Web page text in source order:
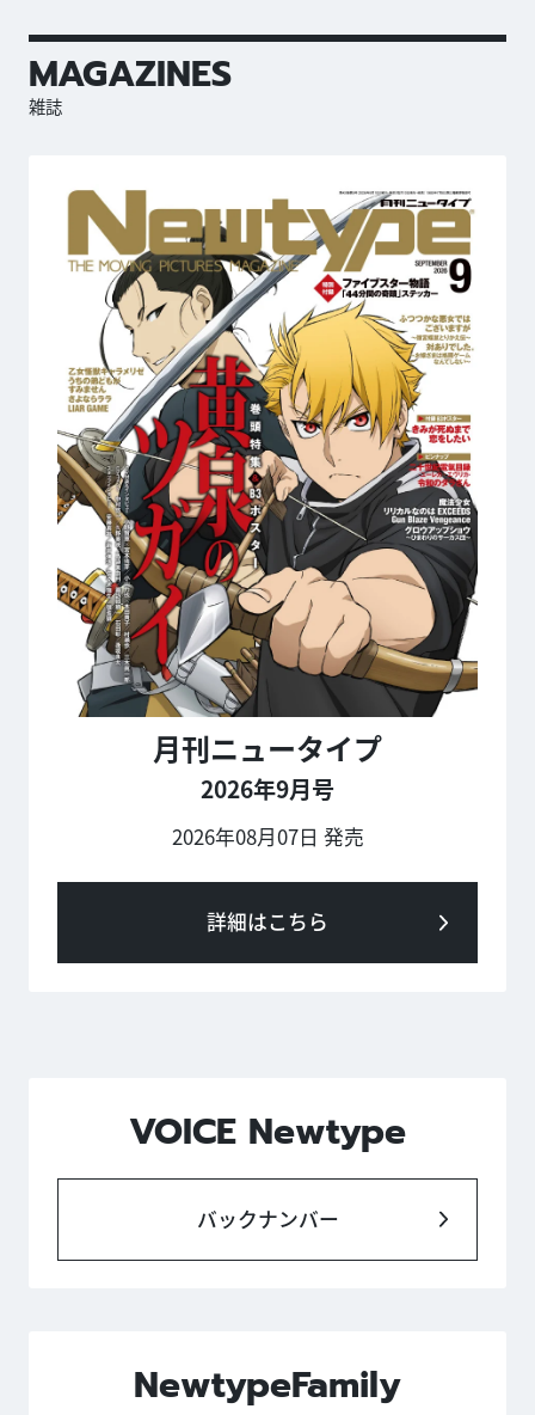
MAGAZINES
雑誌
月刊ニュータイプ
2026年9月号
2026年08月07日 発売
詳細はこちら
VOICE Newtype
バックナンバー
NewtypeFamily